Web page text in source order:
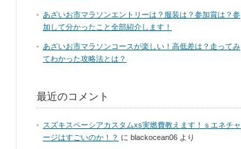
あざいお市マラソンエントリーは？服装は？参加賞は？参
加して分かったこと全部紹介します！
あざいお市マラソンコースが楽しい！高低差は？走ってみ
てわかった攻略法とは？
最近のコメント
スズキスペーシアカスタムxs実燃費教えます！ｓエネチャ
ージはすごいのか！？ に blackocean06 より